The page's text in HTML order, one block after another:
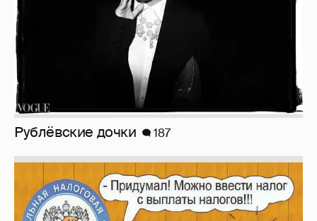
Рублёвские дочки 187